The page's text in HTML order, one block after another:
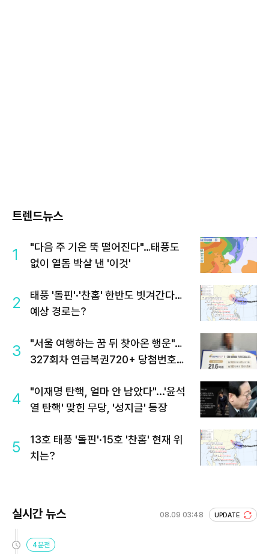
트렌드뉴스
1
"다음 주 기온 뚝 떨어진다"…태풍도
없이 열돔 박살 낸 '이것'
2
태풍 '돌핀'·'찬홈' 한반도 빗겨간다…
예상 경로는?
3
"서울 여행하는 꿈 뒤 찾아온 행운"…
327회차 연금복권720+ 당첨번호조
4
"이재명 탄핵, 얼마 안 남았다"...'윤석
열 탄핵' 맞힌 무당, '성지글' 등장
5
13호 태풍 '돌핀'·15호 '찬홈' 현재 위
치는?
실시간 뉴스 08.09 03:48 UPDATE
4분전